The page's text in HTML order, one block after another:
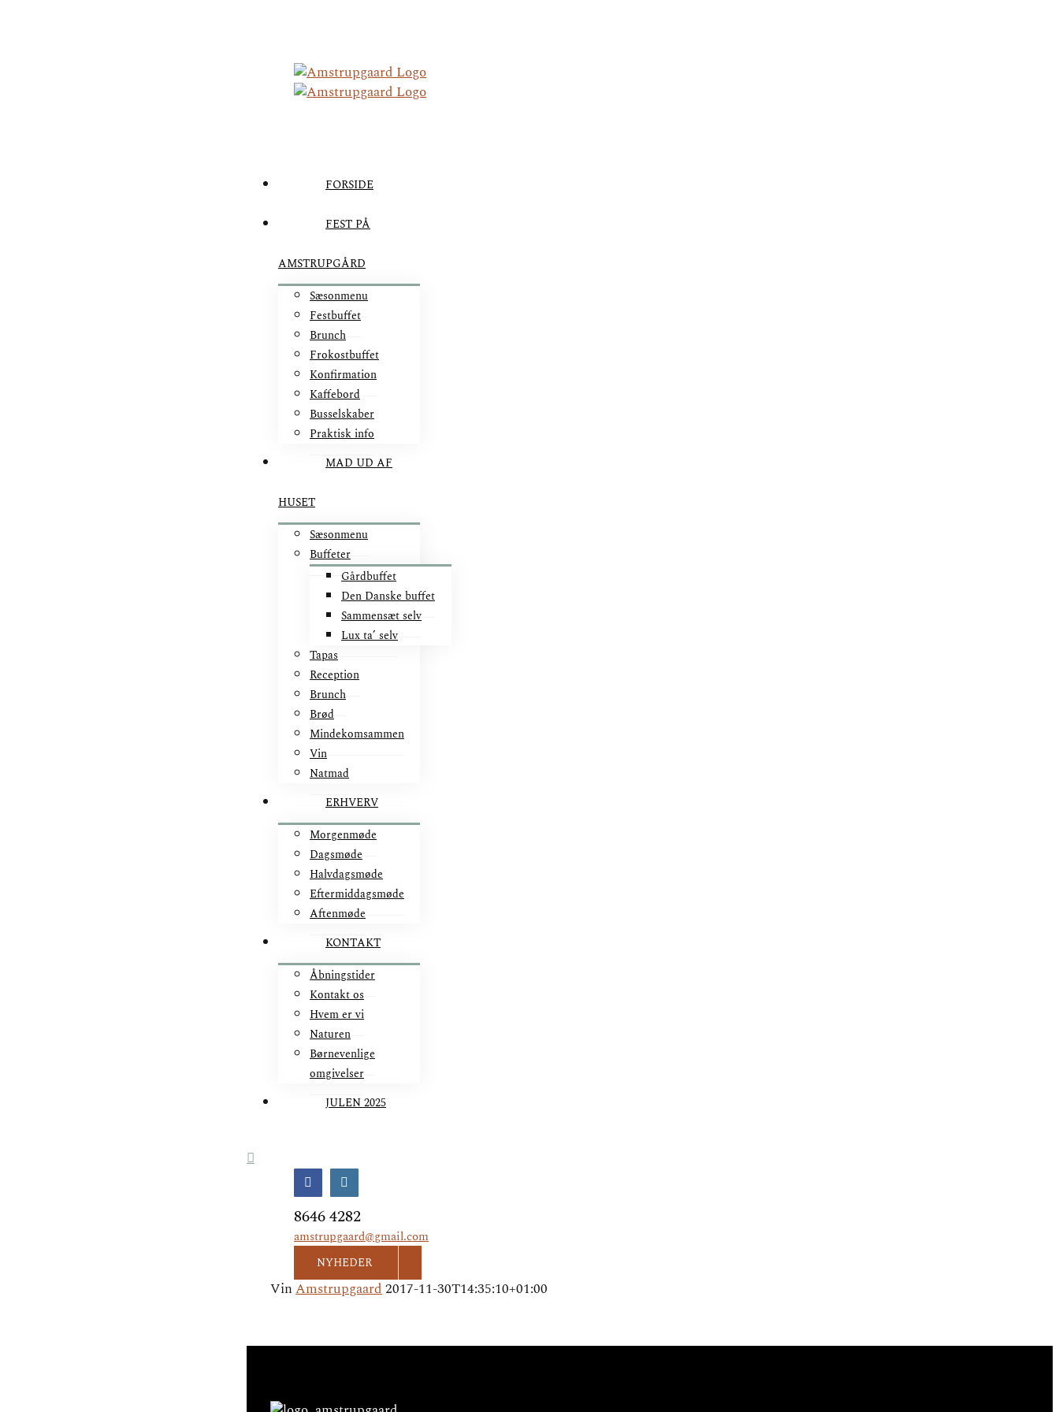
FORSIDE
FEST PÅ
AMSTRUPGÅRD
Sæsonmenu
Festbuffet
Brunch
Frokostbuffet
Konfirmation
Kaffebord
Busselskaber
Praktisk info
MAD UD AF
HUSET
Sæsonmenu
Buffeter
Gårdbuffet
Den Danske buffet
Sammensæt selv
Lux ta’ selv
Tapas
Reception
Brunch
Brød
Mindekomsammen
Vin
Natmad
ERHVERV
Morgenmøde
Dagsmøde
Halvdagsmøde
Eftermiddagsmøde
Aftenmøde
KONTAKT
Åbningstider
Kontakt os
Hvem er vi
Naturen
Børnevenlige
omgivelser
JULEN 2025
Facebook
8646 4282
amstrupgaard@gmail.com
NYHEDER
VinAmstrupgaard2017-11-30T14:35:10+01:00